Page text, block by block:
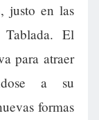
justo en las
El
para atraer
a su
formas